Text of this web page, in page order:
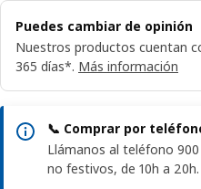
Puedes cambiar de opinión
Nuestros productos cuentan
365 días*. Más información
📞 Comprar por
Llámanos al teléfono
no festivos, de 10h a 20h.